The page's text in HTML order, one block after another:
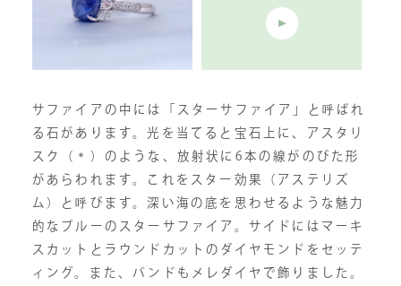
サファイアの中には「スターサファイア」と呼ばれ
る石があります。光を当てると宝石上に、アスタリ
スク（＊）のような、放射状に6本の線がのびた形
があらわれます。これをスター効果（アステリズ
ム）と呼びます。深い海の底を思わせるような魅力
的なブルーのスターサファイア。サイドにはマーキ
スカットとラウンドカットのダイヤモンドをセッテ
ィング。また、バンドもメレダイヤで飾りました。